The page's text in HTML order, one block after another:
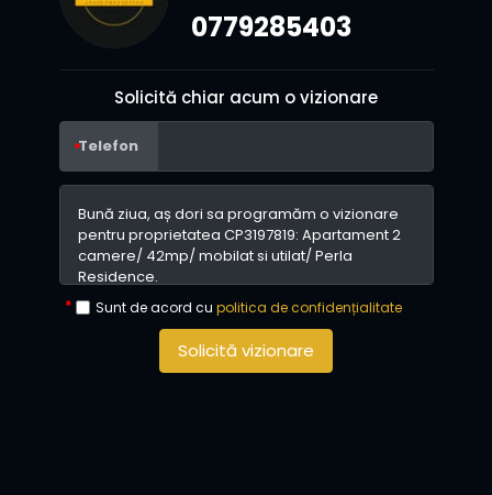
0779285403
Solicită chiar acum o vizionare
Telefon
Sunt de acord cu politica de confidențialitate
Solicită vizionare